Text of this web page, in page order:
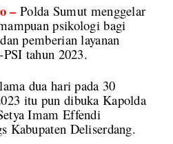
– Polda Sumut menggelar
psikologi bagi
pemberian layanan
tahun 2023.
dua hari pada 30
itu pun dibuka Kapolda
Imam Effendi
Kabupaten Deliserdang.